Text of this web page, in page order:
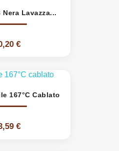
Nera Lavazza...
€
167°C Cablato
€